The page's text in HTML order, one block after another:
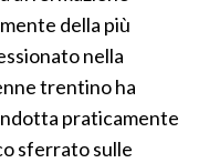
della più
nella
trentino ha
praticamente
sferrato sulle